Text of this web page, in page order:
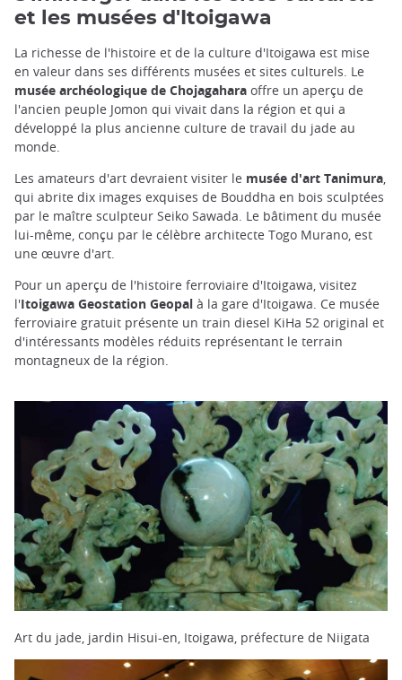
et les musées d'Itoigawa
La richesse de l'histoire et de la culture d'Itoigawa est mise
en valeur dans ses différents musées et sites culturels. Le
musée archéologique de Chojagahara offre un aperçu de
l'ancien peuple Jomon qui vivait dans la région et qui a
développé la plus ancienne culture de travail du jade au
monde.
Les amateurs d'art devraient visiter le musée d'art Tanimura
qui abrite dix images exquises de Bouddha en bois sculptées
par le maître sculpteur Seiko Sawada. Le bâtiment du musée
lui-même, conçu par le célèbre architecte Togo Murano, est
une œuvre d'art.
Pour un aperçu de l'histoire ferroviaire d'Itoigawa, visitez
l'Itoigawa Geostation Geopal à la gare d'Itoigawa. Ce musée
ferroviaire gratuit présente un train diesel KiHa 52 original et
d'intéressants modèles réduits représentant le terrain
montagneux de la région.
Art du jade, jardin Hisui-en, Itoigawa, préfecture de Niigata